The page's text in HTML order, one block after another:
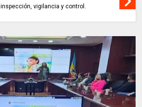
inspección, vigilancia y control.